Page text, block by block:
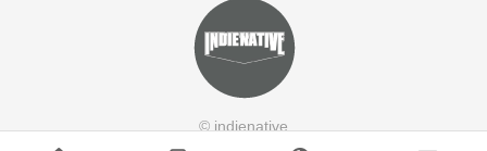
© indienative